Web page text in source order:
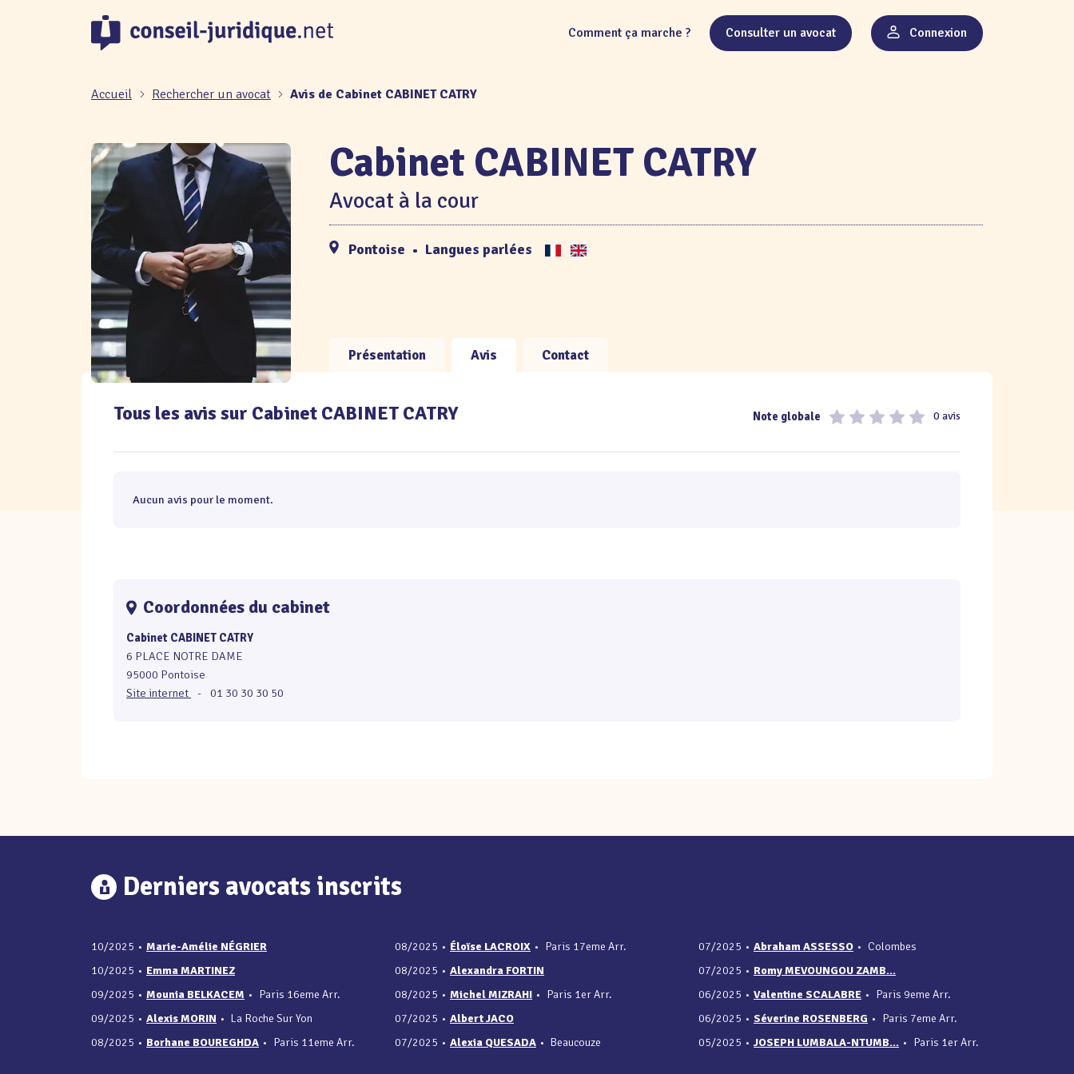
Comment ça marche ? Consulter un avocat Connexion
Accueil Rechercher un avocat Avis de Cabinet CABINET CATRY
Cabinet CABINET CATRY
Avocat à la cour
Pontoise • Langues parlées
Présentation Avis Contact
Tous les avis sur Cabinet CABINET CATRY Note globale 0 avis
Aucun avis pour le moment.
Coordonnées du cabinet
Cabinet CABINET CATRY
6 PLACE NOTRE DAME
95000 Pontoise
Site internet
- 01 30 30 30 50
Derniers avocats inscrits
10/2025 • Marie-Amélie NÉGRIER
10/2025 • Emma MARTINEZ
09/2025 • Mounia BELKACEM • Paris 16eme Arr.
09/2025 • Alexis MORIN • La Roche Sur Yon
08/2025 • Borhane BOUREGHDA • Paris 11eme Arr.
08/2025 • Éloïse LACROIX • Paris 17eme Arr.
08/2025 • Alexandra FORTIN
08/2025 • Michel MIZRAHI • Paris 1er Arr.
07/2025 • Albert JACO
07/2025 • Alexia QUESADA • Beaucouze
07/2025 • Abraham ASSESSO • Colombes
07/2025 • Romy MEVOUNGOU ZAMB...
06/2025 • Valentine SCALABRE • Paris 9eme Arr.
06/2025 • Séverine ROSENBERG • Paris 7eme Arr.
05/2025 • JOSEPH LUMBALA-NTUMB... • Paris 1er Arr.